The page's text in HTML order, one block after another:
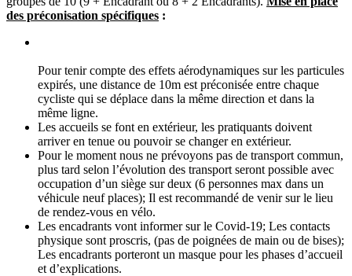
des préconisation spécifiques :
Pour tenir compte des effets aérodynamiques sur les particules
expirés, une distance de 10m est préconisée entre chaque
cycliste qui se déplace dans la même direction et dans la
même ligne.
Les accueils se font en extérieur, les pratiquants doivent
arriver en tenue ou pouvoir se changer en extérieur.
Pour le moment nous ne prévoyons pas de transport commun,
plus tard selon l’évolution des transport seront possible avec
occupation d’un siège sur deux (6 personnes max dans un
véhicule neuf places); Il est recommandé de venir sur le lieu
de rendez-vous en vélo.
Les encadrants vont informer sur le Covid-19; Les contacts
physique sont proscris, (pas de poignées de main ou de bises);
Les encadrants porteront un masque pour les phases d’accueil
et d’explications.